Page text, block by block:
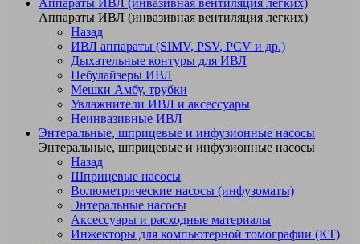
Аппараты ИВЛ (инвазивная вентиляция легких)
Аппараты ИВЛ (инвазивная вентиляция легких)
Назад
ИВЛ аппараты (SIMV, PSV, PCV и др.)
Дыхательные контуры для ИВЛ
Небулайзеры ИВЛ
Мешки Амбу, трубки
Увлажнители ИВЛ и аксессуары
Неинвазивные ИВЛ
Энтеральные, шприцевые и инфузионные насосы
Энтеральные, шприцевые и инфузионные насосы
Назад
Шприцевые насосы
Волюметрические насосы (инфузоматы)
Энтеральные насосы
Аксессуары и расходные материалы
Инжекторы для компьютерной томографии (КТ)